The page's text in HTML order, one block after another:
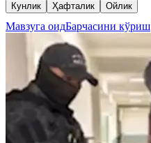
Кунлик Ҳафталик Ойлик
Мавзуга оидБарчасини кўриш